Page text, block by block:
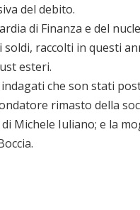
del debito.
di Finanza e del
raccolti in questi
esteri.
che son stati
rimasto della
Michele Iuliano; e la